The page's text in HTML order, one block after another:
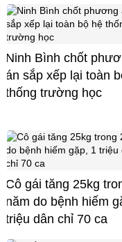
Ninh Bình chốt
án sắp xếp lại toàn
thống trường học
Cô gái tăng 25kg
năm do bệnh hiếm
triệu dân chỉ 70 ca